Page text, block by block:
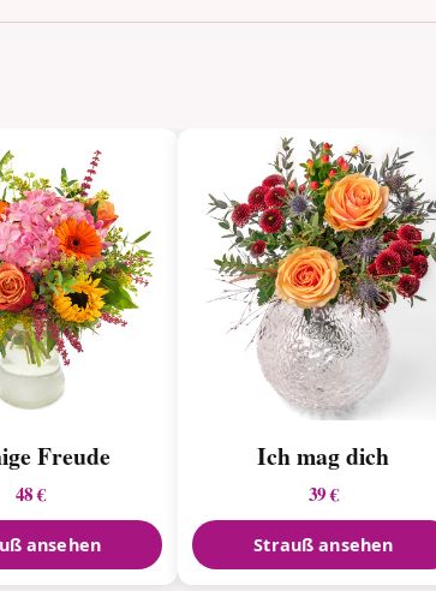
Freude
48 €
ansehen
Ich mag dich
39 €
Strauß ansehen